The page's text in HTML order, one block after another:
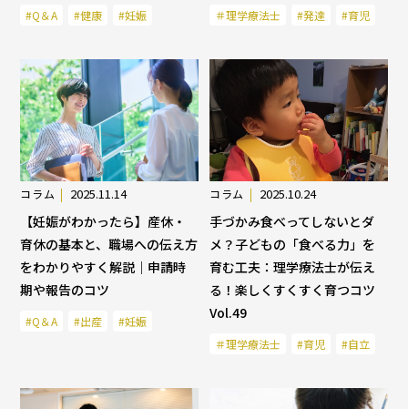
#Q＆A #健康 #妊娠 ＃理学療法士 #発達 #育児
コラム 2025.11.14
【妊娠がわかったら】産休・
育休の基本と、職場への伝え方
をわかりやすく解説｜申請時
期や報告のコツ
#Q＆A #出産 #妊娠
コラム 2025.10.24
手づかみ食べってしないとダ
メ？子どもの「食べる力」を
育む工夫：理学療法士が伝え
る！楽しくすくすく育つコツ
Vol.49
＃理学療法士 #育児 #自立